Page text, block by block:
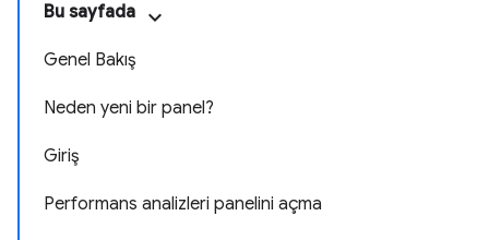
Bu sayfada
Genel Bakış
Neden yeni bir panel?
Giriş
Performans analizleri panelini açma